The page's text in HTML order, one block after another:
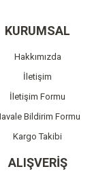
bulunuyor.
daha pahalı.
alternatifler olmalı.
KURUMSAL
Hakkımızda
İletişim
İletişim Formu
Bildirim Formu
Kargo Takibi
ALIŞVERİŞ